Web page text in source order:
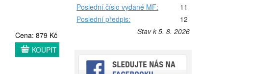
Cena: 879 Kč
KOUPIT
Poslední číslo vydané MF:
11
Poslední předpis:
12
Stav k 5. 8. 2026